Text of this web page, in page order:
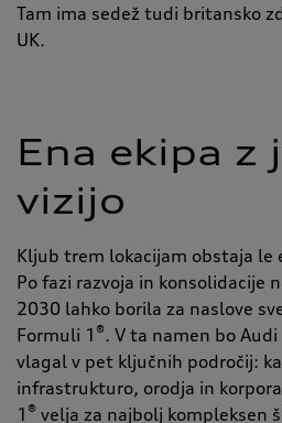
Tam ima sedež tudi britansko
UK.
Ena ekipa z
vizijo
Kljub trem lokacijam obstaja le
Po fazi razvoja in konsolidacije
2030 lahko borila za naslove
Formuli 1 ®. V ta namen bo
vlagal v pet ključnih področij:
infrastrukturo, orodja in
1 ® velja za najbolj kompleksen